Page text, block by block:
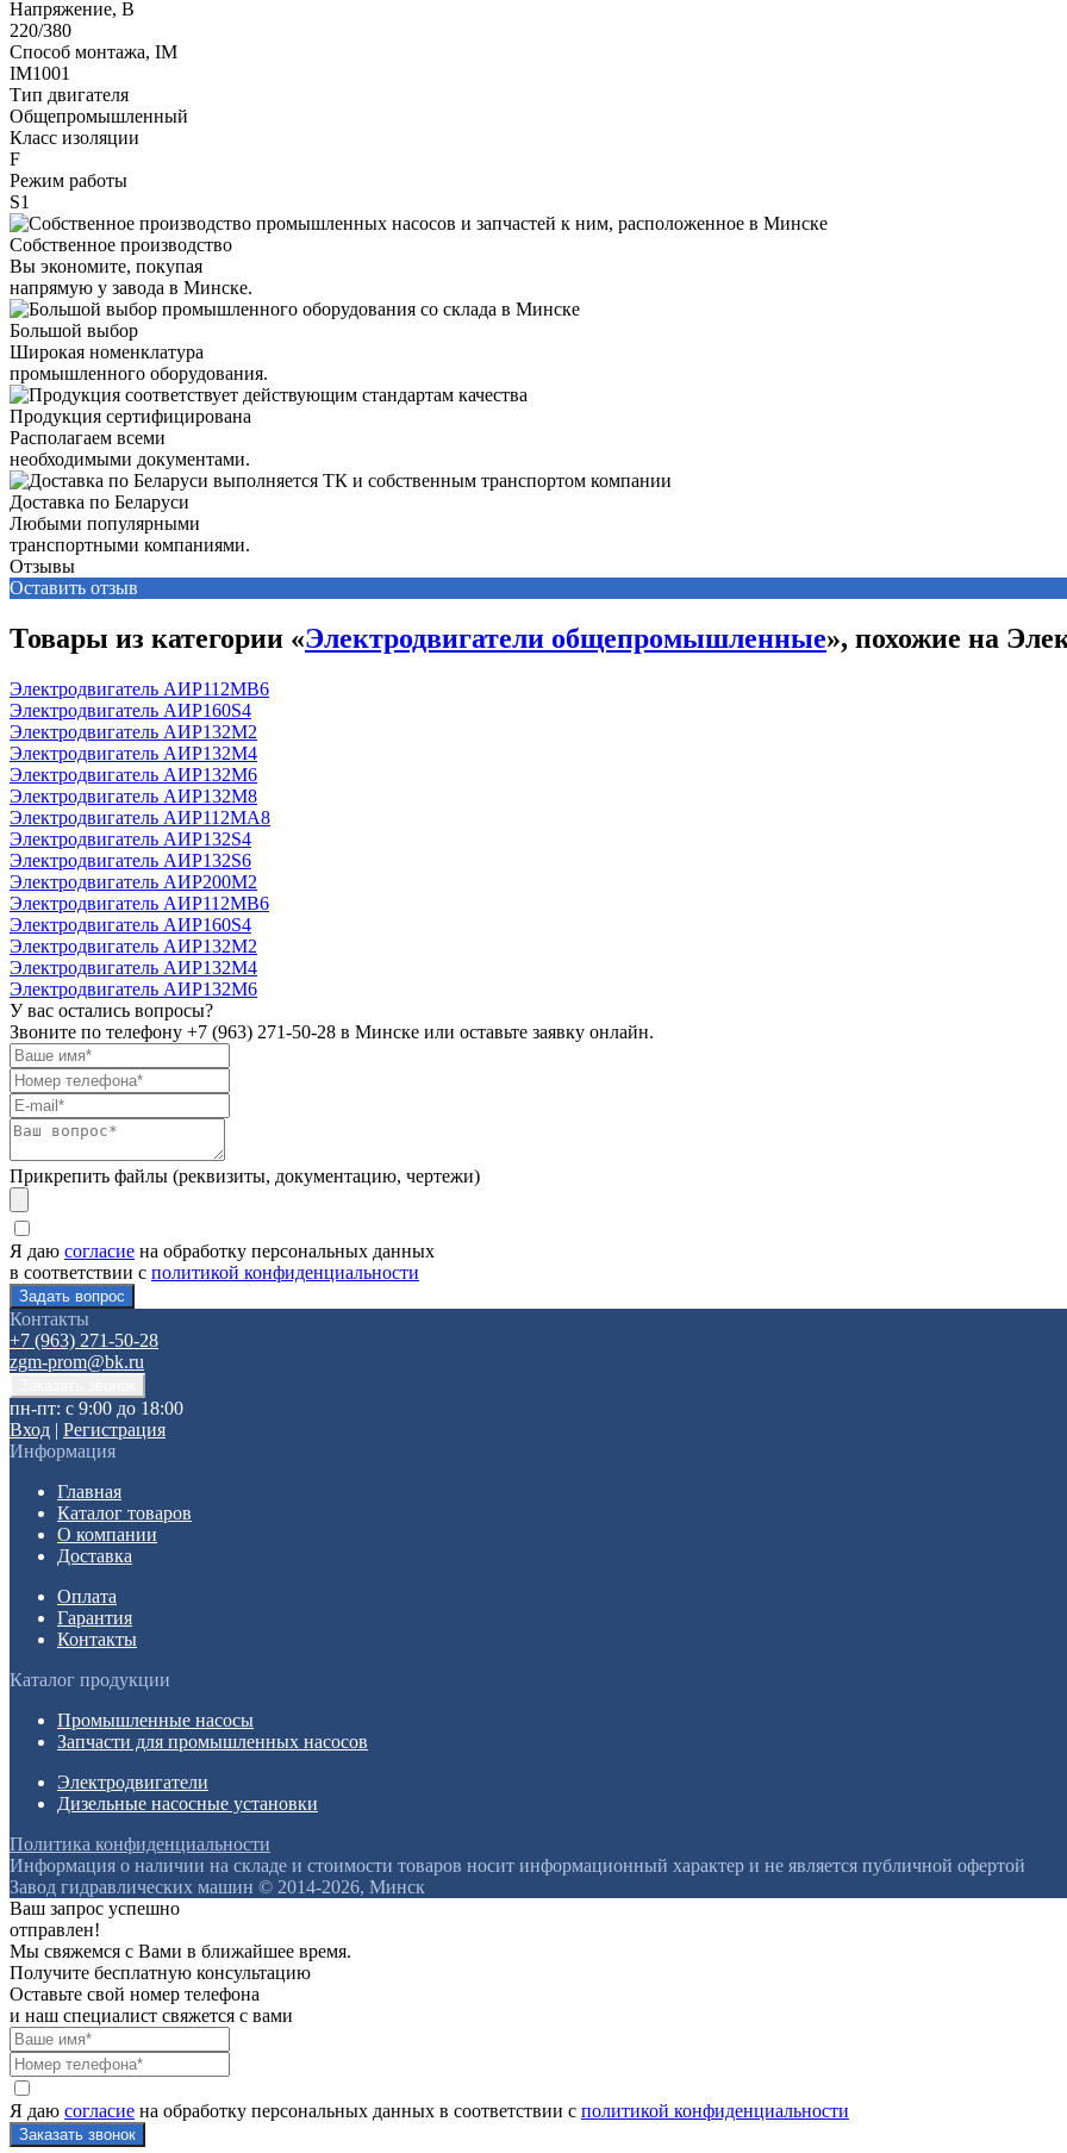
Напряжение, В
220/380
Способ монтажа, IM
IM1001
Тип двигателя
Общепромышленный
Класс изоляции
F
Режим работы
S1
Собственное производство
Вы экономите, покупая
напрямую у завода в Минске.
Большой выбор
Широкая номенклатура
промышленного оборудования.
Продукция сертифицирована
Располагаем всеми
необходимыми документами.
Доставка по Беларуси
Любыми популярными
транспортными компаниями.
Отзывы
Оставить отзыв
Товары из категории «Электродвигатели общепромышленные», похожие на
Электродвигатель АИР112MB6
Электродвигатель АИР160S4
Электродвигатель АИР132М2
Электродвигатель АИР132М4
Электродвигатель АИР132М6
Электродвигатель АИР132М8
Электродвигатель АИР112МА8
Электродвигатель АИР132S4
Электродвигатель АИР132S6
Электродвигатель АИР200М2
Электродвигатель АИР112MB6
Электродвигатель АИР160S4
Электродвигатель АИР132М2
Электродвигатель АИР132М4
Электродвигатель АИР132М6
У вас остались вопросы?
Звоните по телефону +7 (963) 271-50-28 в Минске или оставьте заявку онлайн.
Прикрепить файлы (реквизиты, документацию, чертежи)
Я даю согласие на обработку персональных данных
в соответствии с политикой конфиденциальности
Контакты
+7 (963) 271-50-28
zgm-prom@bk.ru
пн-пт: с 9:00 до 18:00
Вход | Регистрация
Информация
Главная
Каталог товаров
О компании
Доставка
Оплата
Гарантия
Контакты
Каталог продукции
Промышленные насосы
Запчасти для промышленных насосов
Электродвигатели
Дизельные насосные установки
Политика конфиденциальности
Информация о наличии на складе и стоимости товаров носит информационный характер и не является публичной офертой
Завод гидравлических машин © 2014-2026, Минск
Ваш запрос успешно
отправлен!
Мы свяжемся с Вами в ближайшее время.
Получите бесплатную консультацию
Оставьте свой номер телефона
и наш специалист свяжется с вами
Я даю согласие на обработку персональных данных в соответствии с политикой конфиденциальности